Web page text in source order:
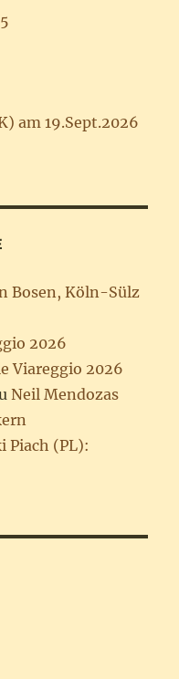
am 19.Sept.2026
Bosen, Köln-Sülz
2026
Viareggio 2026
Neil Mendozas
Piach (PL):